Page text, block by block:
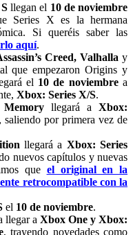
llegan el 10 de noviembre
Series X es la hermana
Si queréis saber las
aquí.
Creed, Valhalla y
que empezaron Origins y
el 10 de noviembrea
Xbox: Series X/S.
llegará aXbox:
, saliendo por primera vez de
llegará a Xbox: Series
nuevos capítulos y nuevas
que el original en la
retrocompatible con la
el 10 de noviembre.
llegar a Xbox One y Xbox:
, trayendo novedades como